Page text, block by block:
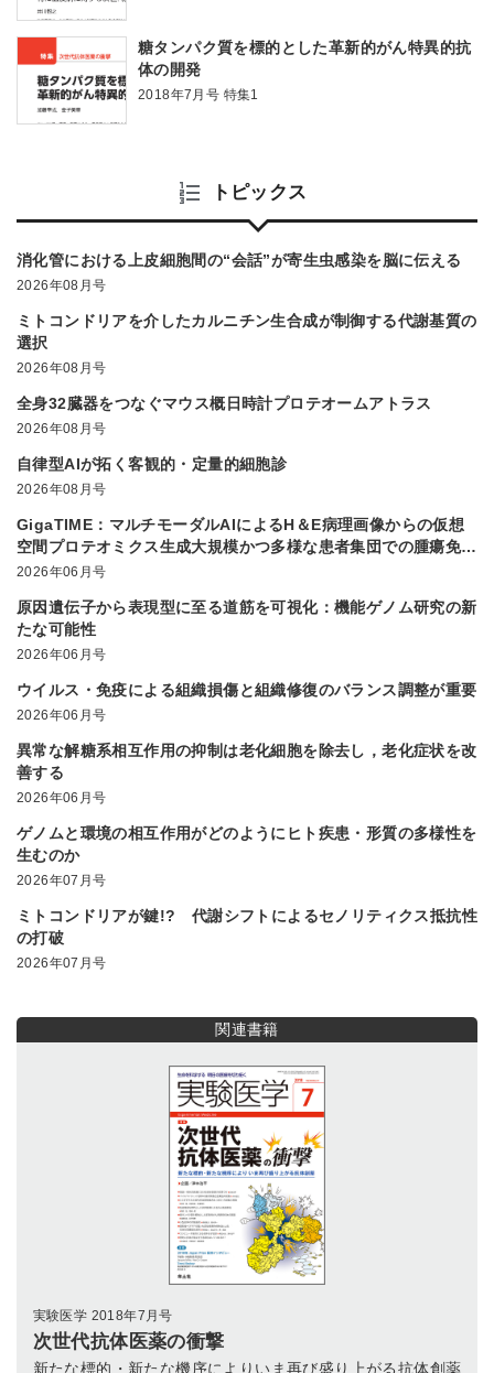
糖タンパク質を標的とした革新的がん特異的抗
体の開発
2018年7月号 特集1
トピックス
消化管における上皮細胞間の“会話”が寄生虫感染を脳に伝える
2026年08月号
ミトコンドリアを介したカルニチン生合成が制御する代謝基質の
選択
2026年08月号
全身32臓器をつなぐマウス概日時計プロテオームアトラス
2026年08月号
自律型AIが拓く客観的・定量的細胞診
2026年08月号
GigaTIME：マルチモーダルAIによるH＆E病理画像からの仮想
空間プロテオミクス生成大規模かつ多様な患者集団での腫瘍免疫
微小環境解析を実現
2026年06月号
原因遺伝子から表現型に至る道筋を可視化：機能ゲノム研究の新
たな可能性
2026年06月号
ウイルス・免疫による組織損傷と組織修復のバランス調整が重要
2026年06月号
異常な解糖系相互作用の抑制は老化細胞を除去し，老化症状を改
善する
2026年06月号
ゲノムと環境の相互作用がどのようにヒト疾患・形質の多様性を
生むのか
2026年07月号
ミトコンドリアが鍵!? 代謝シフトによるセノリティクス抵抗性
の打破
2026年07月号
関連書籍
実験医学 2018年7月号
次世代抗体医薬の衝撃
新たな標的・新たな機序によりいま再び盛り上がる抗体創薬